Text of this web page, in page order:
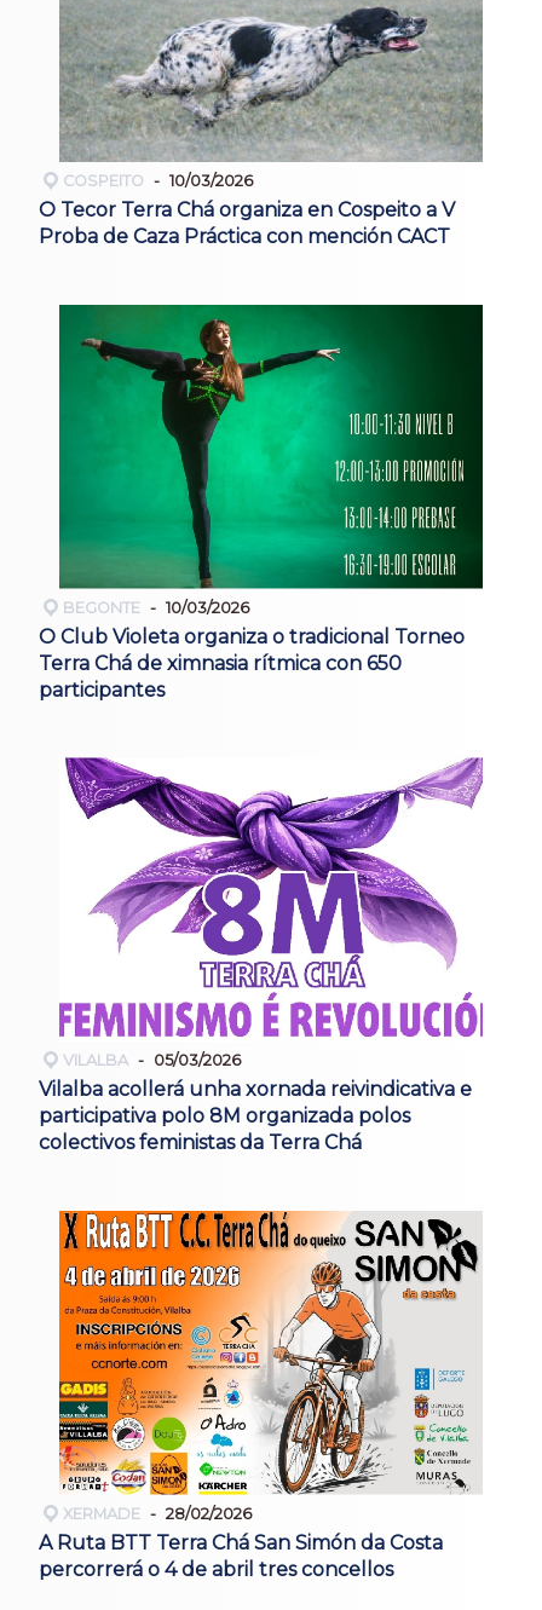
COSPEITO 10/03/2026
O Tecor Terra Chá organiza en Cospeito a V
Proba de Caza Práctica con mención CACT
BEGONTE 10/03/2026
O Club Violeta organiza o tradicional Torneo
Terra Chá de ximnasia rítmica con 650
participantes
VILALBA 05/03/2026
Vilalba acollerá unha xornada reivindicativa e
participativa polo 8M organizada polos
colectivos feministas da Terra Chá
XERMADE 28/02/2026
A Ruta BTT Terra Chá San Simón da Costa
percorrerá o 4 de abril tres concellos